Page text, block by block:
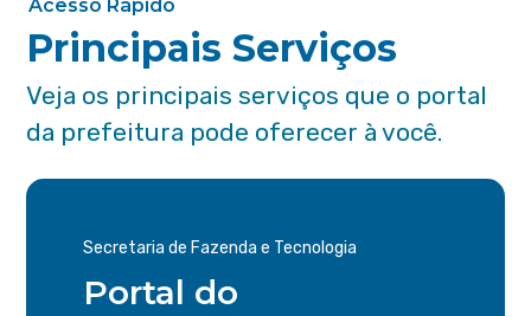
Acesso Rápido
Principais Serviços
Veja os principais serviços que o portal
da prefeitura pode oferecer à você.
Secretaria de Fazenda e Tecnologia
Portal do